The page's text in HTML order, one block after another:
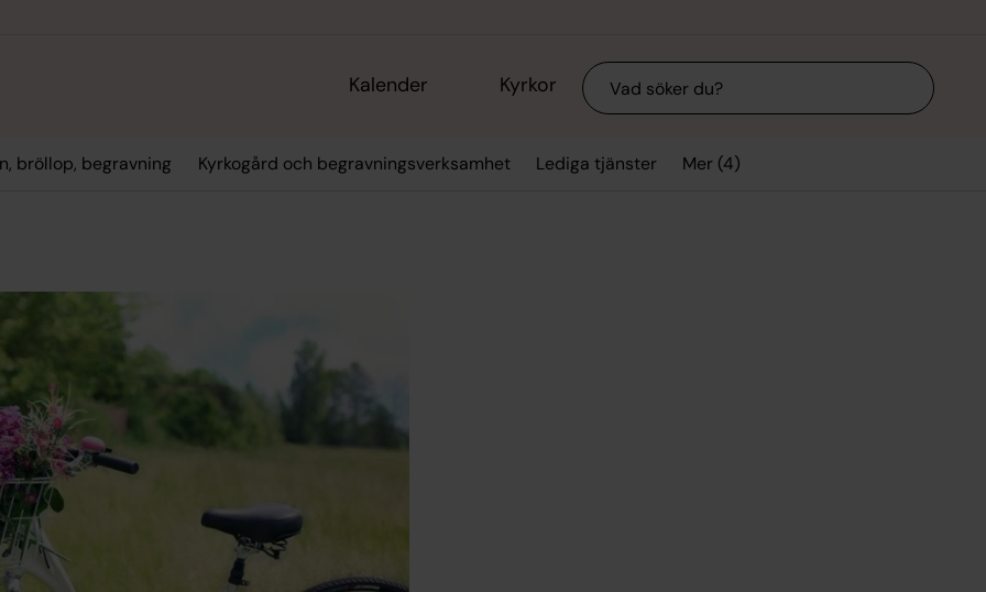
Kalender Kyrkor Sök
bröllop, begravning Kyrkogård och begravningsverksamhet Lediga tjänster Mer (4)